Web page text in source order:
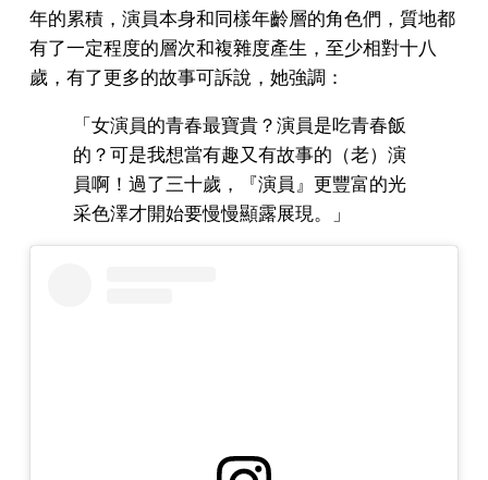
年的累積，演員本身和同樣年齡層的角色們，質地都
有了一定程度的層次和複雜度產生，至少相對十八
歲，有了更多的故事可訴說，她強調：
「女演員的青春最寶貴？演員是吃青春飯
的？可是我想當有趣又有故事的（老）演
員啊！過了三十歲，『演員』更豐富的光
采色澤才開始要慢慢顯露展現。」